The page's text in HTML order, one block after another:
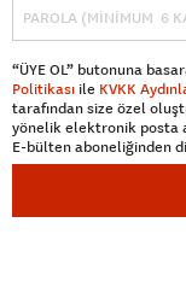
“ÜYE OL” butonuna
Politikası ile KVKK
tarafından size özel
yönelik elektronik posta
E-bülten aboneliğinden